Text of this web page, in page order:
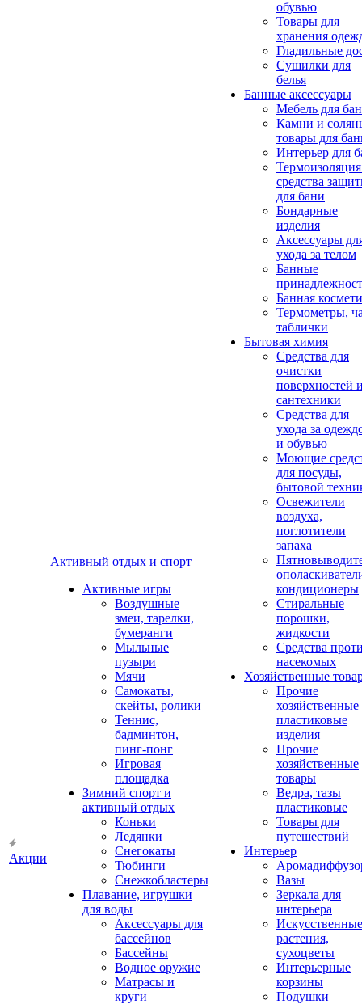
Акции
Активный отдых и спорт
Активные игры
Воздушные
змеи, тарелки,
бумеранги
Мыльные
пузыри
Мячи
Самокаты,
скейты, ролики
Теннис,
бадминтон,
пинг-понг
Игровая
площадка
Зимний спорт и
активный отдых
Коньки
Ледянки
Снегокаты
Тюбинги
Снежкобластеры
Плавание, игрушки
для воды
Аксессуары для
бассейнов
Бассейны
Водное оружие
Матрасы и
круги
обувью
Товары для
хранения
Гладильные
Сушилки для
белья
Банные аксессуары
Мебель для
Камни и
товары для
Интерьер для
средства
для бани
Бондарные
изделия
Аксеcсуары
ухода за телом
Банные
Банная
Термометры,
таблички
Бытовая химия
Средства для
очистки
поверхностей
сантехники
Средства для
ухода за
и обувью
Моющие
для посуды,
бытовой
Освежители
воздуха,
поглотители
запаха
кондиционеры
Стиральные
порошки,
жидкости
Средства
насекомых
Хозяйственные
Прочие
хозяйственные
пластиковые
изделия
Прочие
хозяйственные
товары
Ведра, тазы
пластиковые
Товары для
путешествий
Интерьер
Вазы
Зеркала для
интерьера
Искусственные
растения,
сухоцветы
Интерьерные
корзины
Подушки